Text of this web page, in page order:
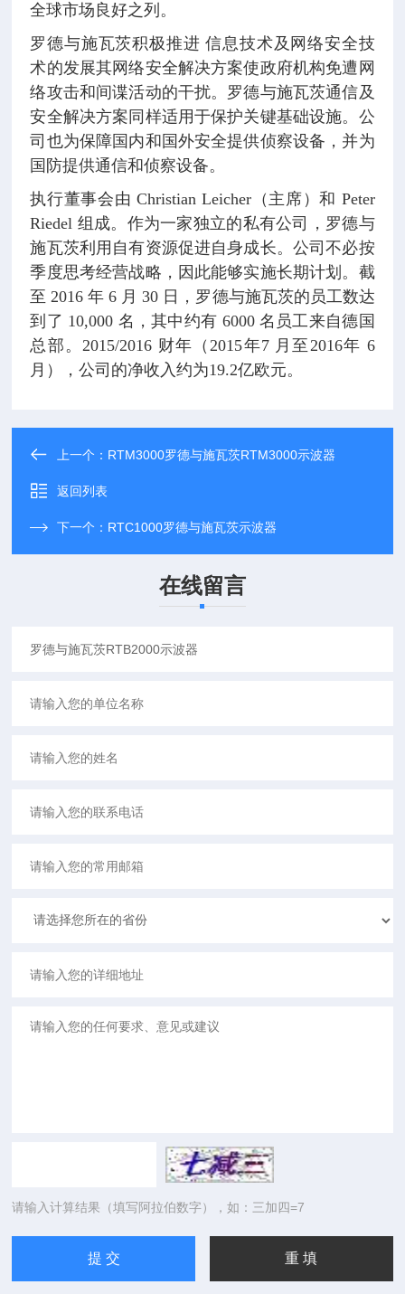
全球市场良好之列。
罗德与施瓦茨积极推进 信息技术及网络安全技
术的发展其网络安全解决方案使政府机构免遭网
络攻击和间谍活动的干扰。罗德与施瓦茨通信及
安全解决方案同样适用于保护关键基础设施。公
司也为保障国内和国外安全提供侦察设备，并为
国防提供通信和侦察设备。
执行董事会由 Christian Leicher（主席）和 Peter
Riedel 组成。作为一家独立的私有公司，罗德与
施瓦茨利用自有资源促进自身成长。公司不必按
季度思考经营战略，因此能够实施长期计划。截
至 2016 年 6 月 30 日，罗德与施瓦茨的员工数达
到了 10,000 名，其中约有 6000 名员工来自德国
总部。2015/2016 财年（2015年7 月至2016年 6
月），公司的净收入约为19.2亿欧元。
上一个： RTM3000罗德与施瓦茨RTM3000示波器
返回列表
下一个： RTC1000罗德与施瓦茨示波器
在线留言
请输入计算结果（填写阿拉伯数字），如：三加四=7